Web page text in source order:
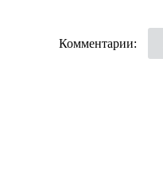
Комментарии: